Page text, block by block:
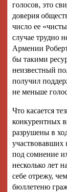
голосов, это
доверия
число ее
случае трудно
Армении
бы такими
неизвестный
получил
не меньше
Что касается
конкурентных
разрушены в
участвовавших
под сомнение
несколько лет
себе отрежу,
бюллетеню